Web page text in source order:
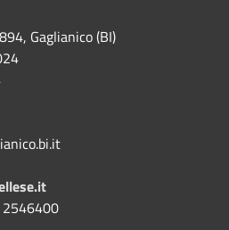
Gaglianico (BI)
2546400